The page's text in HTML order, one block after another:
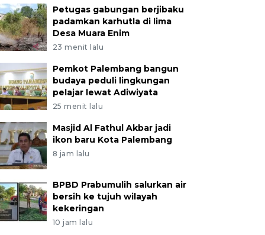
Petugas gabungan berjibaku
padamkan karhutla di lima
Desa Muara Enim
23 menit lalu
Pemkot Palembang bangun
budaya peduli lingkungan
pelajar lewat Adiwiyata
25 menit lalu
Masjid Al Fathul Akbar jadi
ikon baru Kota Palembang
8 jam lalu
BPBD Prabumulih salurkan air
bersih ke tujuh wilayah
kekeringan
10 jam lalu